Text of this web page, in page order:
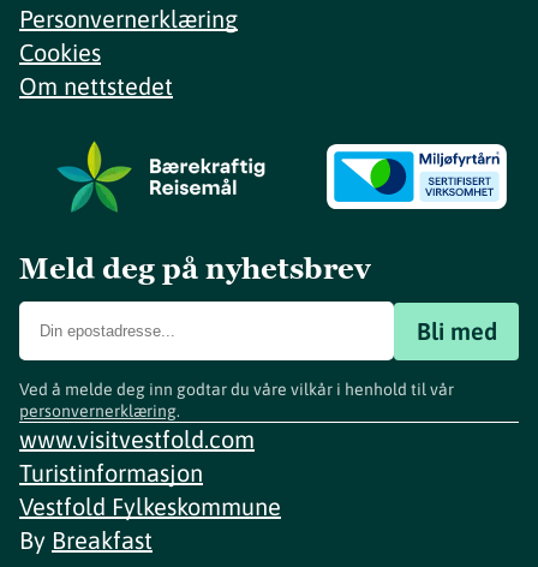
Personvernerklæring
Cookies
Om nettstedet
Meld deg på nyhetsbrev
Bli med
Ved å melde deg inn godtar du våre vilkår i henhold til vår
personvernerklæring.
www.visitvestfold.com
Turistinformasjon
Vestfold Fylkeskommune
By Breakfast